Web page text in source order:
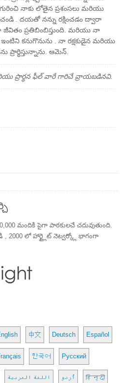
నాకు లోతైన ప్రశంసలు మరియు
. దయతో నన్ను రక్షించడం ద్వారా
ప్రతిబింబిస్తుంది. మరియు నా
కనుగొనును . నా రక్షకుడైన మరియు
ఆమెన్.
ప్రార్థన ఫీల్ వారే గారిచే వ్రాయబడినవి.
మందికి పైగా పాఠకులచే చదువుతుంది.
, 2000 లో హార్ట్లైట్ నెట్వర్క్లో భాగంగా
中文 Deutsch Español
한국어 Русский
اللغة العربية اُردو हिन्दी